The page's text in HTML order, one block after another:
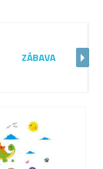
ZÁBAVA